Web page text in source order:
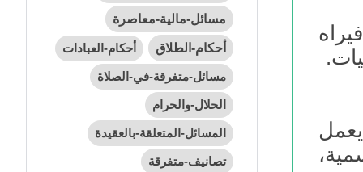
مسائل-مالية-معاصرة
أحكام-الطلاق أحكام-العبادات
مسائل-متفرقة-في-الصلاة
الحلال-والحرام
المسائل-المتعلقة-بالعقيدة
تصانيف-متفرقة